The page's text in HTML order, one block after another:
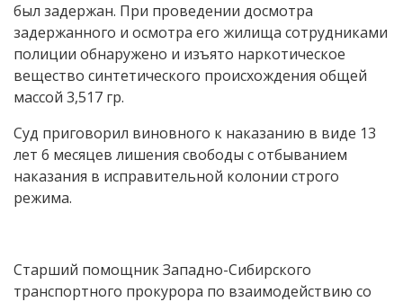
был задержан. При проведении досмотра
задержанного и осмотра его жилища сотрудниками
полиции обнаружено и изъято наркотическое
вещество синтетического происхождения общей
массой 3,517 гр.
Суд приговорил виновного к наказанию в виде 13
лет 6 месяцев лишения свободы с отбыванием
наказания в исправительной колонии строго
режима.
Старший помощник Западно-Сибирского
транспортного прокурора по взаимодействию со